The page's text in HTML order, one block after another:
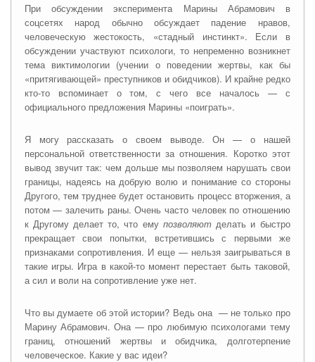
При обсуждении эксперимента Марины Абрамович в
соцсетях народ обычно обсуждает падение нравов,
человеческую жестокость, «стадный инстинкт». Если в
обсуждении участвуют психологи, то непременно возникнет
тема виктимологии (учении о поведении жертвы, как бы
«притягивающей» преступников и обидчиков). И крайне редко
кто-то вспоминает о том, с чего все началось — с
официального предложения Марины «поиграть».
Я могу рассказать о своем выводе. Он — о нашей
персональной ответственности за отношения. Коротко этот
вывод звучит так: чем дольше мы позволяем нарушать свои
границы, надеясь на добрую волю и понимание со стороны
Другого, тем труднее будет остановить процесс вторжения, а
потом — залечить раны. Очень часто человек по отношению
к Другому делает то, что ему позволяютделать и быстро
прекращает свои попытки, встретившись с первыми же
признаками сопротивления. И еще — нельзя заигрываться в
такие игры. Игра в какой-то момент перестает быть таковой,
а сил и воли на сопротивление уже нет.
Что вы думаете об этой истории? Ведь она — не только про
Марину Абрамович. Она — про любимую психологами тему
границ, отношений жертвы и обидчика, долготерпение
человеческое. Какие у вас идеи?